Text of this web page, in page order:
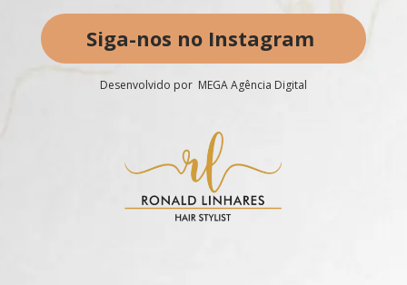
Siga-nos no Instagram
Desenvolvido por MEGA Agência Digital